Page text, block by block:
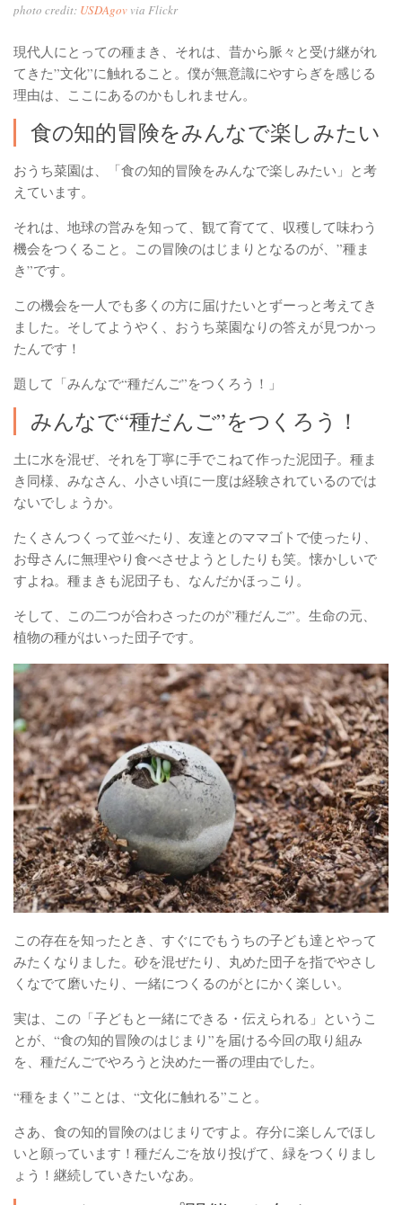
photo credit: USDAgov via Flickr
現代人にとっての種まき、それは、昔から脈々と受け継がれ
てきた”文化”に触れること。僕が無意識にやすらぎを感じる
理由は、ここにあるのかもしれません。
食の知的冒険をみんなで楽しみたい
おうち菜園は、「食の知的冒険をみんなで楽しみたい」と考
えています。
それは、地球の営みを知って、観て育てて、収穫して味わう
機会をつくること。この冒険のはじまりとなるのが、”種ま
き”です。
この機会を一人でも多くの方に届けたいとずーっと考えてき
ました。そしてようやく、おうち菜園なりの答えが見つかっ
たんです！
題して「みんなで“種だんご”をつくろう！」
みんなで“種だんご”をつくろう！
土に水を混ぜ、それを丁寧に手でこねて作った泥団子。種ま
き同様、みなさん、小さい頃に一度は経験されているのでは
ないでしょうか。
たくさんつくって並べたり、友達とのママゴトで使ったり、
お母さんに無理やり食べさせようとしたりも笑。懐かしいで
すよね。種まきも泥団子も、なんだかほっこり。
そして、この二つが合わさったのが”種だんご”。生命の元、
植物の種がはいった団子です。
この存在を知ったとき、すぐにでもうちの子ども達とやって
みたくなりました。砂を混ぜたり、丸めた団子を指でやさし
くなでて磨いたり、一緒につくるのがとにかく楽しい。
実は、この「子どもと一緒にできる・伝えられる」というこ
とが、“食の知的冒険のはじまり”を届ける今回の取り組み
を、種だんごでやろうと決めた一番の理由でした。
“種をまく”ことは、“文化に触れる”こと。
さあ、食の知的冒険のはじまりですよ。存分に楽しんでほし
いと願っています！種だんごを放り投げて、緑をつくりまし
ょう！継続していきたいなあ。